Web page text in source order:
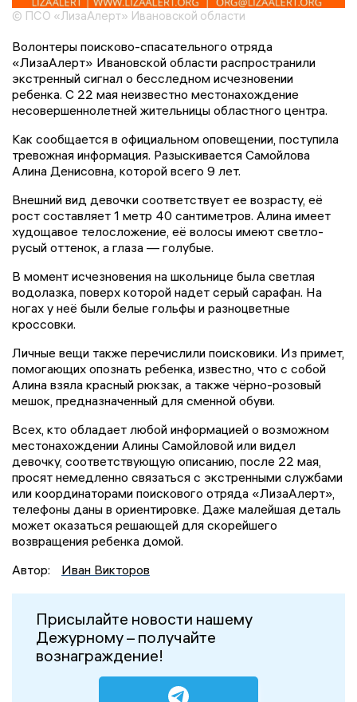
© ПСО «ЛизаАлерт» Ивановской области
Волонтеры поисково-спасательного отряда
«ЛизаАлерт» Ивановской области распространили
экстренный сигнал о бесследном исчезновении
ребенка. С 22 мая неизвестно местонахождение
несовершеннолетней жительницы областного центра.
Как сообщается в официальном оповещении, поступила
тревожная информация. Разыскивается Самойлова
Алина Денисовна, которой всего 9 лет.
Внешний вид девочки соответствует ее возрасту, её
рост составляет 1 метр 40 сантиметров. Алина имеет
худощавое телосложение, её волосы имеют светло-
русый оттенок, а глаза — голубые.
В момент исчезновения на школьнице была светлая
водолазка, поверх которой надет серый сарафан. На
ногах у неё были белые гольфы и разноцветные
кроссовки.
Личные вещи также перечислили поисковики. Из примет,
помогающих опознать ребенка, известно, что с собой
Алина взяла красный рюкзак, а также чёрно-розовый
мешок, предназначенный для сменной обуви.
Всех, кто обладает любой информацией о возможном
местонахождении Алины Самойловой или видел
девочку, соответствующую описанию, после 22 мая,
просят немедленно связаться с экстренными службами
или координаторами поискового отряда «ЛизаАлерт»,
телефоны даны в ориентировке. Даже малейшая деталь
может оказаться решающей для скорейшего
возвращения ребенка домой.
Автор:
Иван Викторов
Присылайте новости нашему
Дежурному – получайте
вознаграждение!